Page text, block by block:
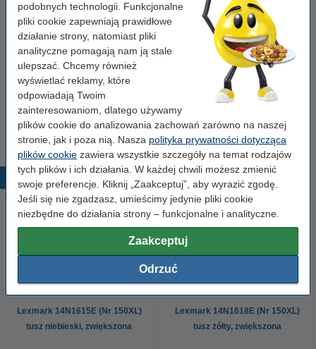
podobnych technologii. Funkcjonalne
pliki cookie zapewniają prawidłowe
działanie strony, natomiast pliki
analityczne pomagają nam ją stale
ulepszać. Chcemy również
wyświetlać reklamy, które
odpowiadają Twoim
zainteresowaniom, dlatego używamy
plików cookie do analizowania zachowań zarówno na naszej
stronie, jak i poza nią. Nasza polityka prywatności dotycząca
plików cookie zawiera wszystkie szczegóły na temat rodzajów
tych plików i ich działania. W każdej chwili możesz zmienić
swoje preferencje. Kliknij „Zaakceptuj”, aby wyrazić zgodę.
Jeśli się nie zgadzasz, umieścimy jedynie pliki cookie
niezbędne do działania strony – funkcjonalne i analityczne.
Zaakceptuj
Odrzuć
Numer artykułu: 040469
Numer: 14N1616E
Wskazówka: zamów cały zestaw
Zestaw promocyjny: Lexmark 150XL czarny +
3 kolory, zwiększona pojemność, wersja
123drukuj
179,00 zł
Popularne produkty
Lexmark 14N1615E (Nr 150XL)
tusz niebieski, zwiększona
Lexmark 14N1618E (Nr 150XL)
tusz żółty, zwiększona